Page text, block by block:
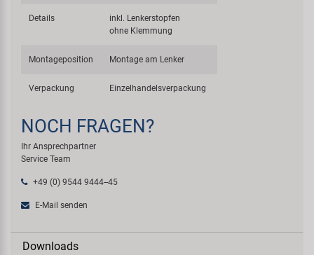
Details
inkl. Lenkerstopfen
ohne Klemmung
Montageposition Montage am Lenker
Verpackung Einzelhandelsverpackung
NOCH FRAGEN?
Ihr Ansprechpartner
Service Team
+49 (0) 9544 9444--45
E-Mail senden
Downloads